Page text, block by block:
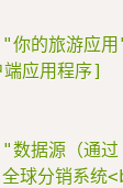
"你的旅游应
应用程序]
"数据源（通
球分销系